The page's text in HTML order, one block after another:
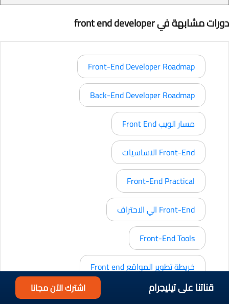
دورات مشابهة في front end developer
Front-End Developer Roadmap
Back-End Developer Roadmap
مسار الويب Front End
Front-End الاساسيات
Front-End Practical
Front-End الي الاحتراف
Front-End Tools
خريطة تطوير المواقع Front end
NodeJS Cloud Developer
قناتنا على تيليجرام اشترك الآن مجانا